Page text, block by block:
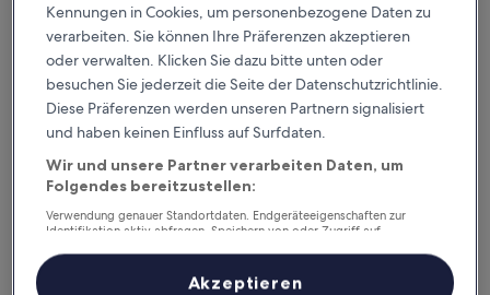
Gute Gründe, unsere App
herunterzuladen
Kennungen in Cookies, um personenbezogene Daten zu
verarbeiten. Sie können Ihre Präferenzen akzeptieren
oder verwalten. Klicken Sie dazu bitte unten oder
besuchen Sie jederzeit die Seite der Datenschutzrichtlinie.
Diese Präferenzen werden unseren Partnern signalisiert
und haben keinen Einfluss auf Surfdaten.
Wir und unsere Partner verarbeiten Daten, um
Folgendes bereitzustellen:
Verwendung genauer Standortdaten. Endgeräteeigenschaften zur
Identifikation aktiv abfragen. Speichern von oder Zugriff auf
Inhalte, Messung von Werbeleistung und der Performance von Inhalten,
Zielgruppenforschung sowie Entwicklung und Verbesserung von
Akzeptieren